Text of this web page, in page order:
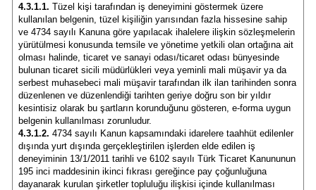
4.3.1.1. Tüzel kişi tarafından iş deneyimini göstermek üzere
kullanılan belgenin, tüzel kişiliğin yarısından fazla hissesine sahip
ve 4734 sayılı Kanuna göre yapılacak ihalelere ilişkin sözleşmelerin
yürütülmesi konusunda temsile ve yönetime yetkili olan ortağına ait
olması halinde, ticaret ve sanayi odası/ticaret odası bünyesinde
bulunan ticaret sicili müdürlükleri veya yeminli mali müşavir ya da
serbest muhasebeci mali müşavir tarafından ilk ilan tarihinden sonra
düzenlenen ve düzenlendiği tarihten geriye doğru son bir yıldır
kesintisiz olarak bu şartların korunduğunu gösteren, e-forma uygun
belgenin kullanılması zorunludur.
4.3.1.2. 4734 sayılı Kanun kapsamındaki idarelere taahhüt edilenler
dışında yurt dışında gerçekleştirilen işlerden elde edilen iş
deneyiminin 13/1/2011 tarihli ve 6102 sayılı Türk Ticaret Kanununun
195 inci maddesinin ikinci fıkrası gereğince pay çoğunluğuna
dayanarak kurulan şirketler topluluğu ilişkisi içinde kullanılması